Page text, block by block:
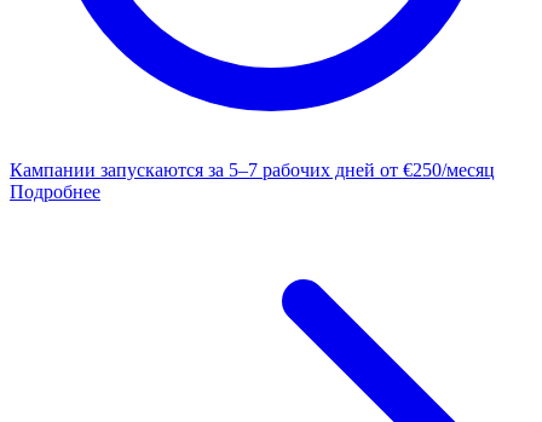
Кампании запускаются за 5–7 рабочих дней от €250/месяц
Подробнее